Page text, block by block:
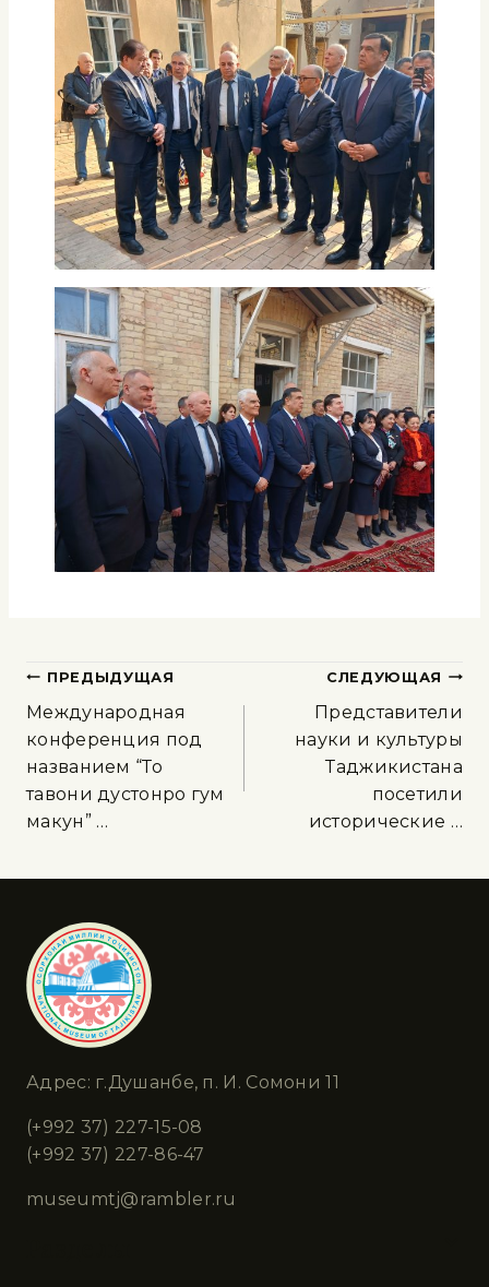
ПРЕДЫДУЩАЯ
Международная
конференция под
названием “То
тавони дустонро гум
макун” …
СЛЕДУЮЩАЯ
Представители
науки и культуры
Таджикистана
посетили
исторические …
Адрес: г.Душанбе, п. И. Сомони 11
(+992 37) 227-15-08
(+992 37) 227-86-47
museumtj@rambler.ru